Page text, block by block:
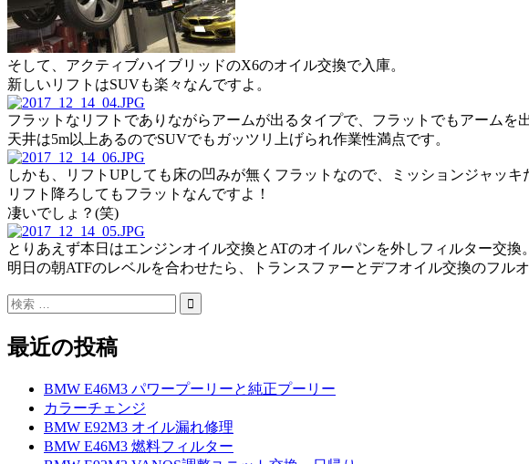
そして、アクティブハイブリッドのX6のオイル交換で入庫。
新しいリフトはSUVも楽々なんですよ。
フラットなリフトでありながらアームが出るタイプで、フラットでもアームを
天井は5m以上あるのでSUVでもガッツリ上げられ作業性満点です。
しかも、リフトUPしても床の凹みが無くフラットなので、ミッションジャッ
リフト降ろしてもフラットなんですよ！
凄いでしょ？(笑)
とりあえず本日はエンジンオイル交換とATのオイルパンを外しフィルター交換。
明日の朝ATFのレベルを合わせたら、トランスファーとデフオイル交換のフル
最近の投稿
BMW E46M3 パワープーリーと純正プーリー
カラーチェンジ
BMW E92M3 オイル漏れ修理
BMW E46M3 燃料フィルター